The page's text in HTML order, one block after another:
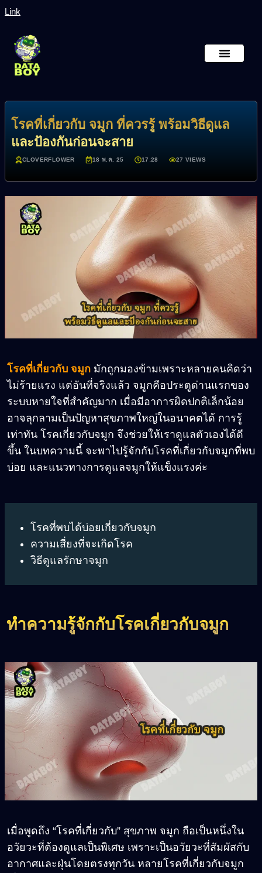
Link
โรคที่เกี่ยวกับ จมูก ที่ควรรู้ พร้อมวิธีดูแล
และป้องกันก่อนจะสาย
CLOVERFLOWER 18 พ.ค. 25 17:28 27 VIEWS
โรคที่เกี่ยวกับ จมูก มักถูกมองข้ามเพราะหลายคนคิดว่า
ไม่ร้ายแรง แต่อันที่จริงแล้ว จมูกคือประตูด่านแรกของ
ระบบหายใจที่สำคัญมาก เมื่อมีอาการผิดปกติเล็กน้อย
อาจลุกลามเป็นปัญหาสุขภาพใหญ่ในอนาคตได้ การรู้
เท่าทัน โรคเกี่ยวกับจมูก จึงช่วยให้เราดูแลตัวเองได้ดี
ขึ้น ในบทความนี้ จะพาไปรู้จักกับโรคที่เกี่ยวกับจมูกที่พบ
บ่อย และแนวทางการดูแลจมูกให้แข็งแรงค่ะ
โรคที่พบได้บ่อยเกี่ยวกับจมูก
ความเสี่ยงที่จะเกิดโรค
วิธีดูแลรักษาจมูก
ทำความรู้จักกับโรคเกี่ยวกับจมูก
เมื่อพูดถึง “โรคที่เกี่ยวกับ” สุขภาพ จมูก ถือเป็นหนึ่งใน
อวัยวะที่ต้องดูแลเป็นพิเศษ เพราะเป็นอวัยวะที่สัมผัสกับ
อากาศและฝุ่นโดยตรงทุกวัน หลายโรคที่เกี่ยวกับจมูก